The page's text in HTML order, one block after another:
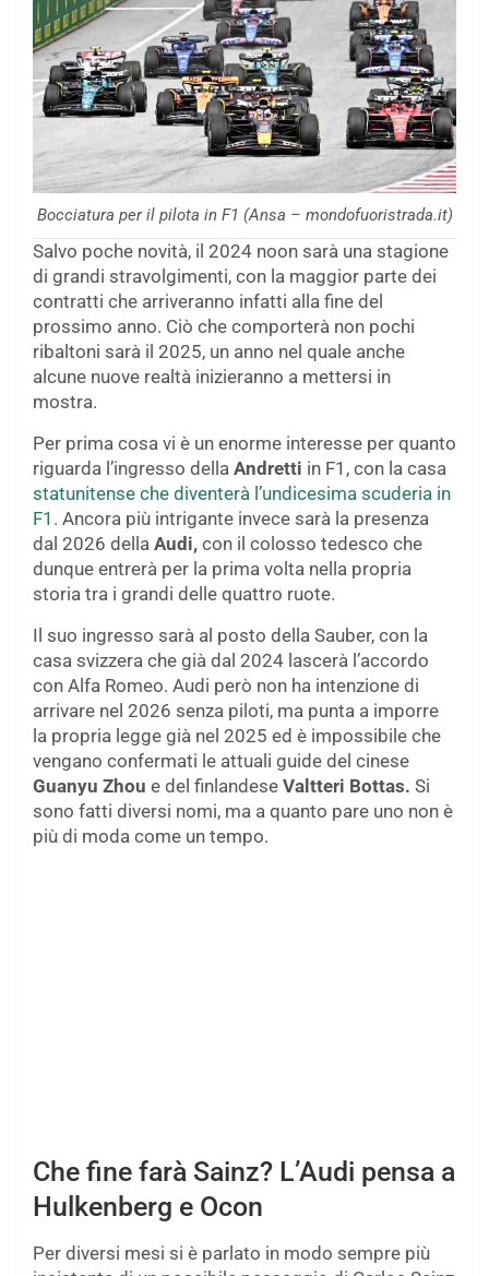
Bocciatura per il pilota in F1 (Ansa – mondofuoristrada.it)
Salvo poche novità, il 2024 noon sarà una stagione
di grandi stravolgimenti, con la maggior parte dei
contratti che arriveranno infatti alla fine del
prossimo anno. Ciò che comporterà non pochi
ribaltoni sarà il 2025, un anno nel quale anche
alcune nuove realtà inizieranno a mettersi in
mostra.
Per prima cosa vi è un enorme interesse per quanto
riguarda l’ingresso della Andretti in F1, con la casa
statunitense che diventerà l’undicesima scuderia in
F1. Ancora più intrigante invece sarà la presenza
dal 2026 della Audi, con il colosso tedesco che
dunque entrerà per la prima volta nella propria
storia tra i grandi delle quattro ruote.
Il suo ingresso sarà al posto della Sauber, con la
casa svizzera che già dal 2024 lascerà l’accordo
con Alfa Romeo. Audi però non ha intenzione di
arrivare nel 2026 senza piloti, ma punta a imporre
la propria legge già nel 2025 ed è impossibile che
vengano confermati le attuali guide del cinese
Guanyu Zhou e del finlandese Valtteri Bottas. Si
sono fatti diversi nomi, ma a quanto pare uno non è
più di moda come un tempo.
Che fine farà Sainz? L’Audi pensa a
Hulkenberg e Ocon
Per diversi mesi si è parlato in modo sempre più